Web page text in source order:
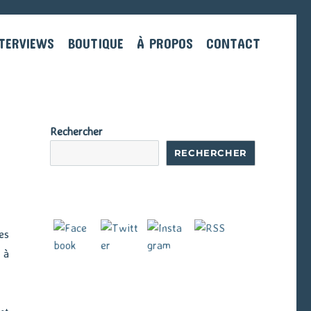
BOUTIQUE À PROPOS CONTACT
à
Rechercher
RECHERCHER